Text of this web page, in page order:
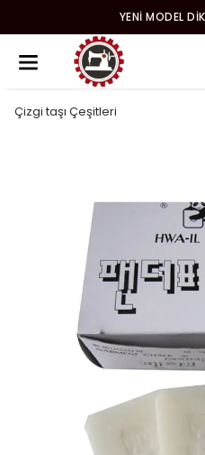
YENI MODEL
Çizgi taşı Çeşitleri